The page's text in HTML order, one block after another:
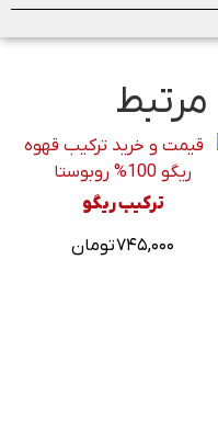
ترکیب ریگو
۷۴۵,۰۰۰تومان